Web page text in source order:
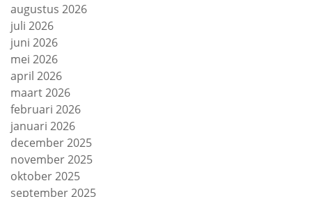
augustus 2026
juli 2026
juni 2026
mei 2026
april 2026
maart 2026
februari 2026
januari 2026
december 2025
november 2025
oktober 2025
september 2025